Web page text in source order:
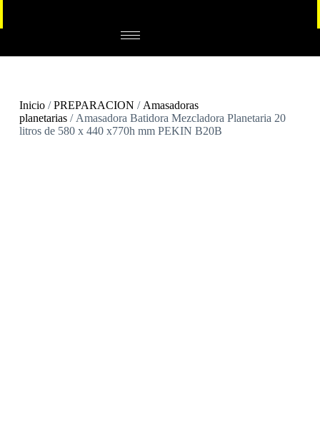
Inicio/PREPARACION / Amasadoras
planetarias/ Amasadora Batidora Mezcladora Planetaria 20
litros de 580 x 440 x770h mm PEKIN B20B